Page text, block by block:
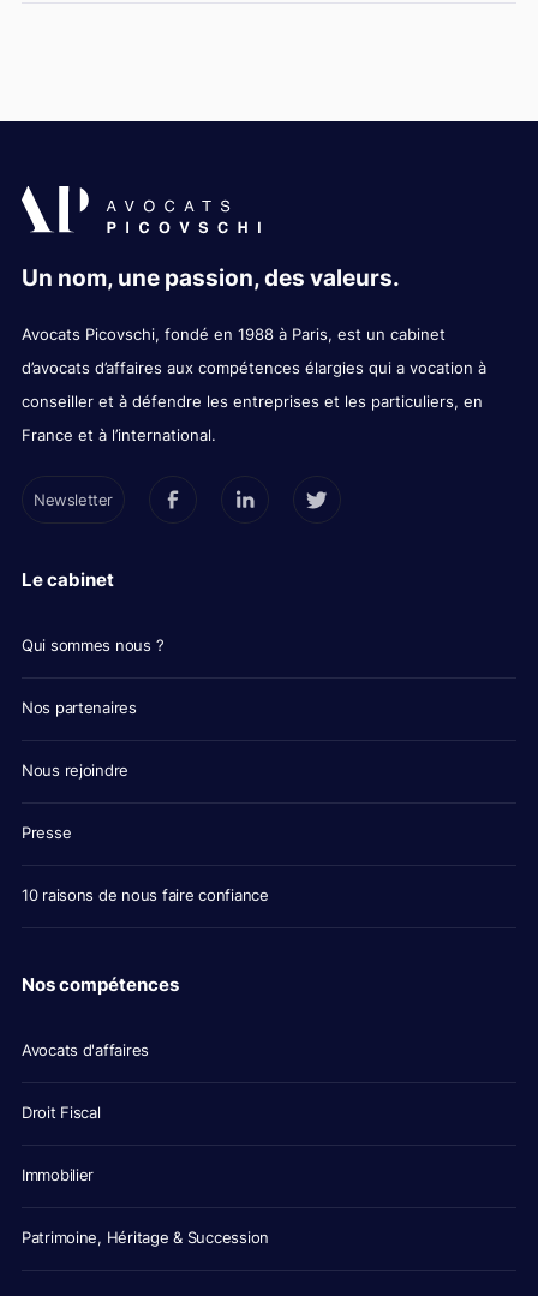
Un nom, une passion, des valeurs.
Avocats Picovschi, fondé en 1988 à Paris, est un cabinet
d’avocats d’affaires aux compétences élargies qui a vocation à
conseiller et à défendre les entreprises et les particuliers, en
France et à l’international.
Newsletter
Le cabinet
Qui sommes nous ?
Nos partenaires
Nous rejoindre
Presse
10 raisons de nous faire confiance
Nos compétences
Avocats d'affaires
Droit Fiscal
Immobilier
Patrimoine, Héritage & Succession